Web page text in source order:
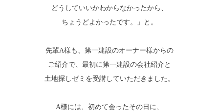
どうしていいかわからなかったから、
ちょうどよかったです。」と。
先輩A様も、第一建設のオーナー様からの
ご紹介で、最初に第一建設の会社紹介と
土地探しゼミを受講していただきました。
A様には、初めて会ったその日に、